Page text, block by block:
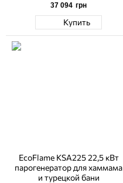
37 094 грн
Купить
EcoFlame KSA225 22,5 кВт
парогенератор для хаммама
и турецкой бани